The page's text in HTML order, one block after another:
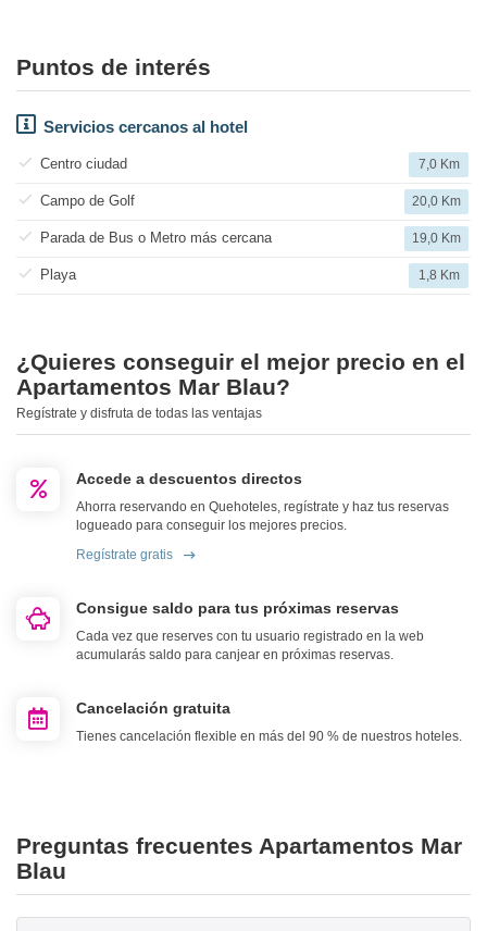
Puntos de interés
Servicios cercanos al hotel
Centro ciudad 7,0 Km
Campo de Golf 20,0 Km
Parada de Bus o Metro más cercana 19,0 Km
Playa 1,8 Km
¿Quieres conseguir el mejor precio en el
Apartamentos Mar Blau?
Regístrate y disfruta de todas las ventajas
Accede a descuentos directos
Ahorra reservando en Quehoteles, regístrate y haz tus reservas
logueado para conseguir los mejores precios.
Regístrate gratis
Consigue saldo para tus próximas reservas
Cada vez que reserves con tu usuario registrado en la web
acumularás saldo para canjear en próximas reservas.
Cancelación gratuita
Tienes cancelación flexible en más del 90 % de nuestros hoteles.
Preguntas frecuentes Apartamentos Mar
Blau